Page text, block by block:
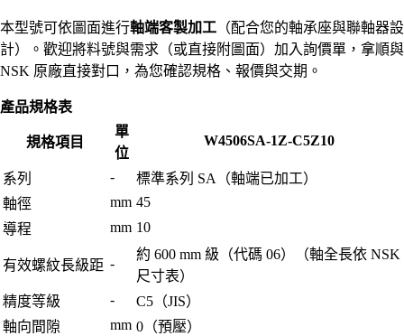
本型號可依圖面進行軸端客製加工 （配合您的軸承座與聯軸器設
計）。歡迎將料號與需求（或直接附圖面）加入詢價單，拿順與
NSK 原廠直接對口，為您確認規格、報價與交期。
產品規格表
規格項目
單
位
W4506SA-1Z-C5Z10
系列 -
標準系列 SA（軸端已加工）
軸徑
mm 45
導程
mm 10
有效螺紋長級距 -
約 600 mm 級（代碼 06）（軸全長依 NSK
尺寸表）
精度等級
-
C5（JIS）
軸向間隙
mm 0（預壓）